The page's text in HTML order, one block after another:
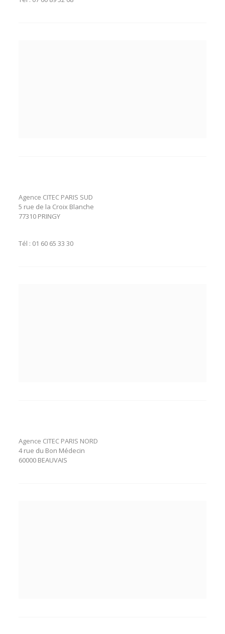
Agence CITEC PARIS SUD
5 rue de la Croix Blanche
77310 PRINGY
Tél : 01 60 65 33 30
Agence CITEC PARIS NORD
4 rue du Bon Médecin
60000 BEAUVAIS